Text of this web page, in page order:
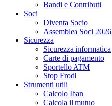
Bandi e Contributi
Soci
Diventa Socio
Assemblea Soci 2026
Sicurezza
Sicurezza informatica
Carte di pagamento
Sportello ATM
Stop Frodi
Strumenti utili
Calcolo Iban
Calcola il mutuo